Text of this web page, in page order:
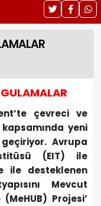
çevreci ve
yeni
Avrupa
(EIT) ile
ile desteklenen
Mevcut
Projesi’